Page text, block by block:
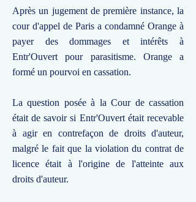
Après un jugement de première instance, la
cour d'appel de Paris a condamné Orange à
payer des dommages et intérêts à
Entr'Ouvert pour parasitisme. Orange a
formé un pourvoi en cassation.
La question posée à la Cour de cassation
était de savoir si Entr'Ouvert était recevable
à agir en contrefaçon de droits d'auteur,
malgré le fait que la violation du contrat de
licence était à l'origine de l'atteinte aux
droits d'auteur.